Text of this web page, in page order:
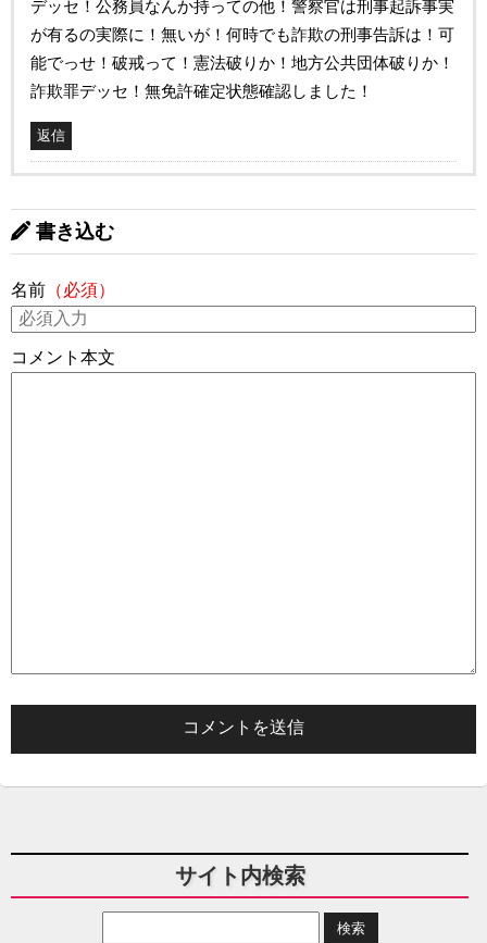
デッセ！公務員なんか持っての他！警察官は刑事起訴事実
が有るの実際に！無いが！何時でも詐欺の刑事告訴は！可
能でっせ！破戒って！憲法破りか！地方公共団体破りか！
詐欺罪デッセ！無免許確定状態確認しました！
返信
書き込む
名前 （必須）
コメント本文
サイト内検索